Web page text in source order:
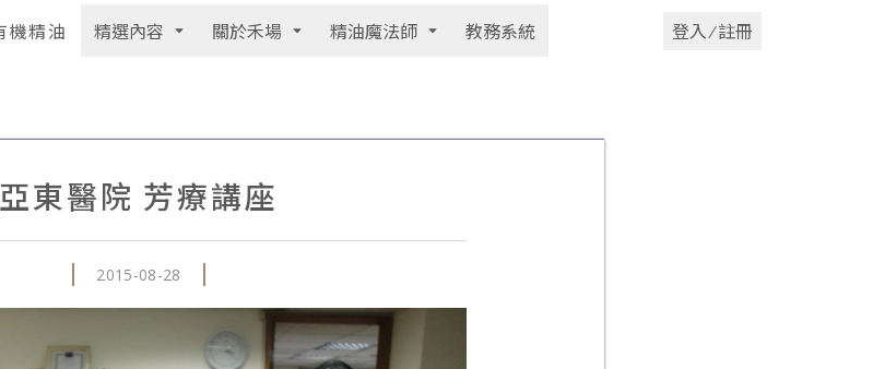
機精油 精選內容 關於禾場 精油魔法師 教務系統 登入 ⁄ 註冊
亞東醫院 芳療講座
2015-08-28